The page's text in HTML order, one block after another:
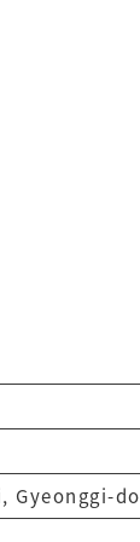
Gyeonggi-do